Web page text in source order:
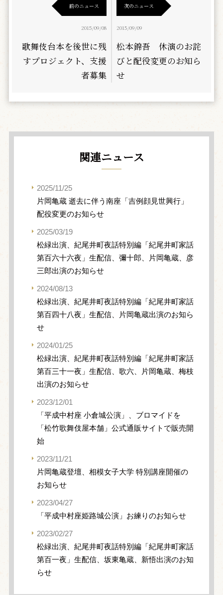
前のニュース
2015/09/08
歌舞伎台本を後世に残
すプロジェクト、支援
者募集
次のニュース
2015/09/09
松本錦吾 休演のお詫
びと配役変更のお知ら
せ
関連ニュース
2025/11/25
片岡亀蔵 逝去に伴う南座「吉例顔見世興行」
配役変更のお知らせ
2025/03/19
松緑出演、紀尾井町夜話特別編「紀尾井町家話
第百六十六夜」生配信、彌十郎、片岡亀蔵、彦
三郎出演のお知らせ
2024/08/13
松緑出演、紀尾井町夜話特別編「紀尾井町家話
第百四十八夜」生配信、片岡亀蔵出演のお知ら
せ
2024/01/25
松緑出演、紀尾井町夜話特別編「紀尾井町家話
第百三十一夜」生配信、歌六、片岡亀蔵、梅枝
出演のお知らせ
2023/12/01
「平成中村座 小倉城公演」、ブロマイドを
「松竹歌舞伎屋本舗」公式通販サイトで販売開
始
2023/11/21
片岡亀蔵登壇、相模女子大学 特別講座開催の
お知らせ
2023/04/27
「平成中村座姫路城公演」お練りのお知らせ
2023/02/27
松緑出演、紀尾井町夜話特別編「紀尾井町家話
第百一夜」生配信、坂東亀蔵、新悟出演のお知
らせ